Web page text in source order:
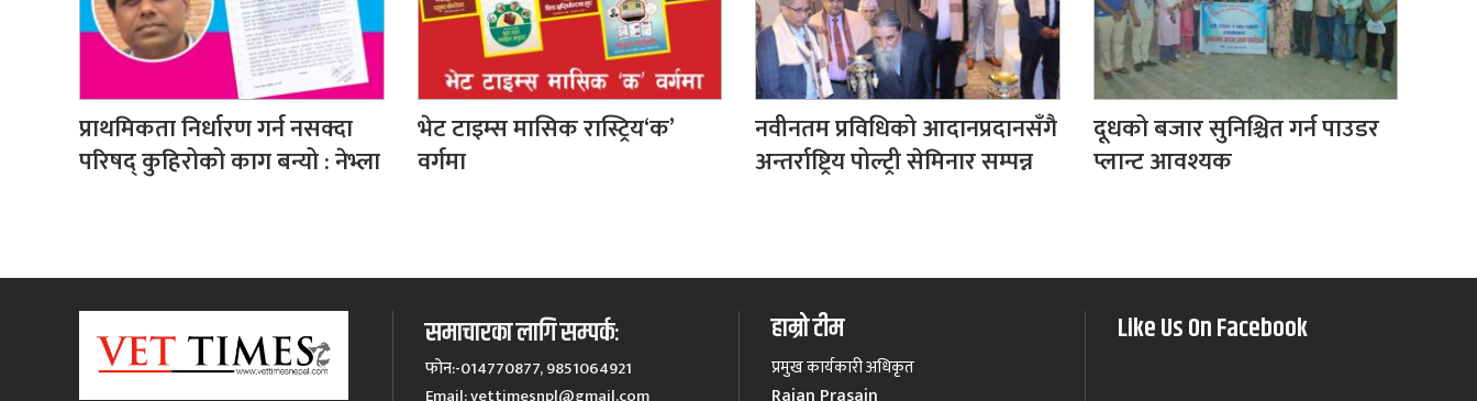
प्राथमिकता निर्धारण गर्न नसक्दा
परिषद् कुहिरोको काग बन्यो : नेभ्ला
भेट टाइम्स मासिक रास्ट्रिय‘क’
वर्गमा
नवीनतम प्रविधिको आदानप्रदानसँगै
अन्तर्राष्ट्रिय पोल्ट्री सेमिनार सम्पन्न
दूधको बजार सुनिश्चित गर्न पाउडर
प्लान्ट आवश्यक
समाचारका लागि सम्पर्कः
फोन:-014770877, 9851064921
हाम्रो टीम
प्रमुख कार्यकारी अधिकृत
Like Us On Facebook